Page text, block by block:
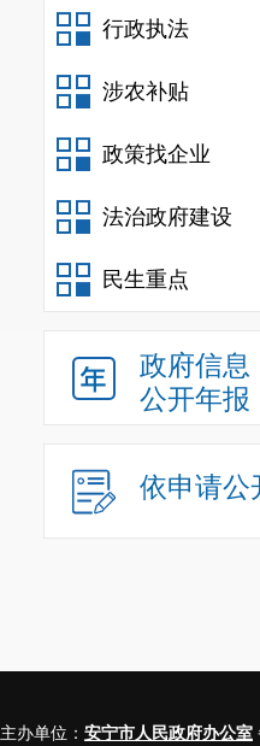
行政执法
涉农补贴
政策找企业
法治政府建设
民生重点
政府信息
公开年报
依申请公
主办单位： 安宁市人民政府办公室